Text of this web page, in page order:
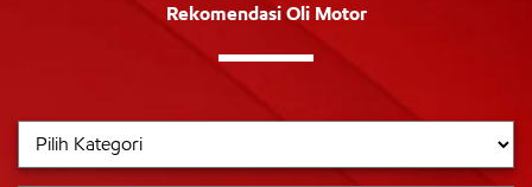
Rekomendasi Oli Motor